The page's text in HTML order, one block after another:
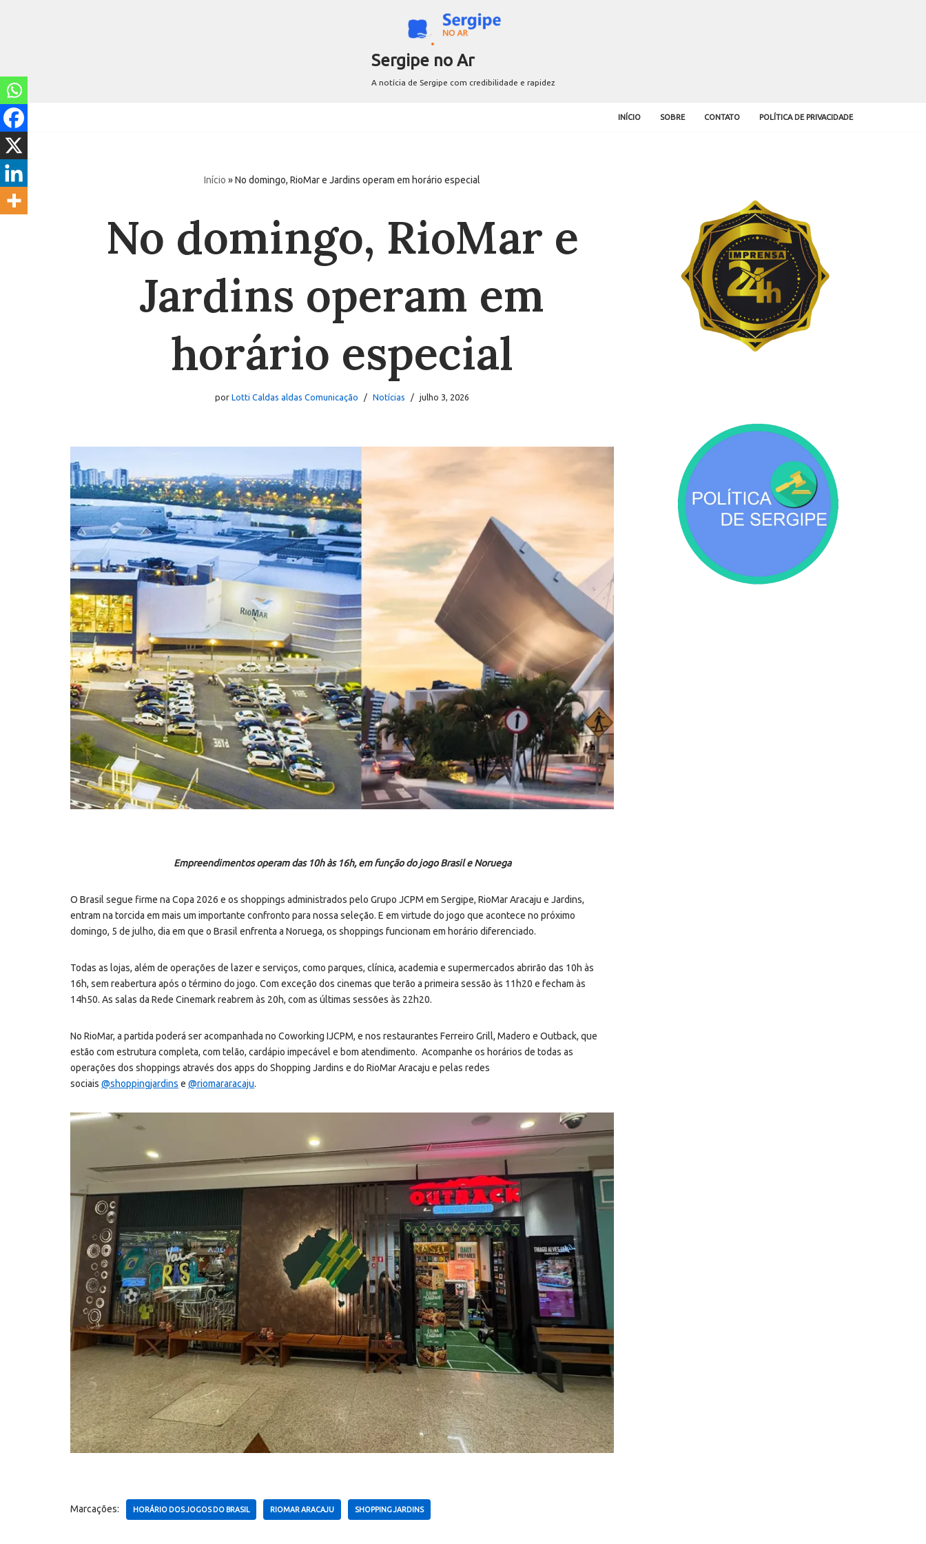
conteúdo
Sergipe no Ar
A notícia de Sergipe com credibilidade e rapidez
INÍCIO SOBRE CONTATO POLÍTICA DE PRIVACIDADE
Início »No domingo, RioMar e Jardins operam em horário especial
No domingo, RioMar e
Jardins operam em
horário especial
por Lotti Caldas aldas Comunicação Notícias julho 3, 2026
Empreendimentos operam das 10h às 16h, em função do jogo Brasil e Noruega
O Brasil segue firme na Copa 2026 e os shoppings administrados pelo Grupo JCPM em Sergipe, RioMar Aracaju e Jardins,
entram na torcida em mais um importante confronto para nossa seleção. E em virtude do jogo que acontece no próximo
domingo, 5 de julho, dia em que o Brasil enfrenta a Noruega, os shoppings funcionam em horário diferenciado.
Todas as lojas, além de operações de lazer e serviços, como parques, clínica, academia e supermercados abrirão das 10h às
16h, sem reabertura após o término do jogo. Com exceção dos cinemas que terão a primeira sessão às 11h20 e fecham às
14h50. As salas da Rede Cinemark reabrem às 20h, com as últimas sessões às 22h20.
No RioMar, a partida poderá ser acompanhada no Coworking IJCPM, e nos restaurantes Ferreiro Grill, Madero e Outback, que
estão com estrutura completa, com telão, cardápio impecável e bom atendimento. Acompanhe os horários de todas as
operações dos shoppings através dos apps do Shopping Jardins e do RioMar Aracaju e pelas redes
sociais @shoppingjardins e @riomararacaju.
Marcações: HORÁRIO DOS JOGOS DO BRASIL RIOMAR ARACAJU SHOPPING JARDINS